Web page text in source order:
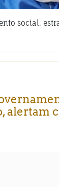
social,
alertam